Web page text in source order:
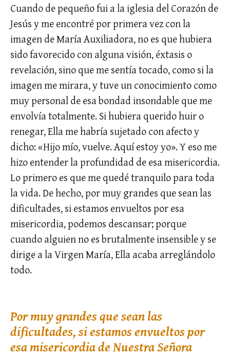
Cuando de pequeño fui a la iglesia del Corazón de
Jesús y me encontré por primera vez con la
imagen de María Auxiliadora, no es que hubiera
sido favorecido con alguna visión, éxtasis o
revelación, sino que me sentía tocado, como si la
imagen me mirara, y tuve un conocimiento como
muy personal de esa bondad insondable que me
envolvía totalmente. Si hubiera querido huir o
renegar, Ella me habría sujetado con afecto y
dicho: «Hijo mío, vuelve. Aquí estoy yo». Y eso me
hizo entender la profundidad de esa misericordia.
Lo primero es que me quedé tranquilo para toda
la vida. De hecho, por muy grandes que sean las
dificultades, si estamos envueltos por esa
misericordia, podemos descansar; porque
cuando alguien no es brutalmente insensible y se
dirige a la Virgen María, Ella acaba arreglándolo
todo.
Por muy grandes que sean las
dificultades, si estamos envueltos por
esa misericordia de Nuestra Señora